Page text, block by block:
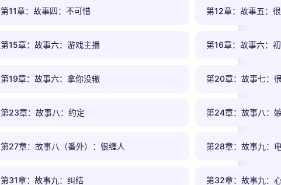
第11章：故事四：不可惜 第12章：故事五：
第15章：故事六：游戏主播 第16章：故事六：
第19章：故事六：拿你没辙 第20章：故事七：
第23章：故事八：约定 第24章：故事八：
第27章：故事八（番外）：很缠人 第28章：故事九：
第31章：故事九：纠结 第32章：故事九：